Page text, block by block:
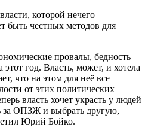
которой нечего
быть честных методов для
провалы, бедность —
год. Власть, может, и хотела
что на этом для неё все
от этих политических
власть хочет украсть у людей
за ОПЗЖ и выбрать другую,
Юрий Бойко.